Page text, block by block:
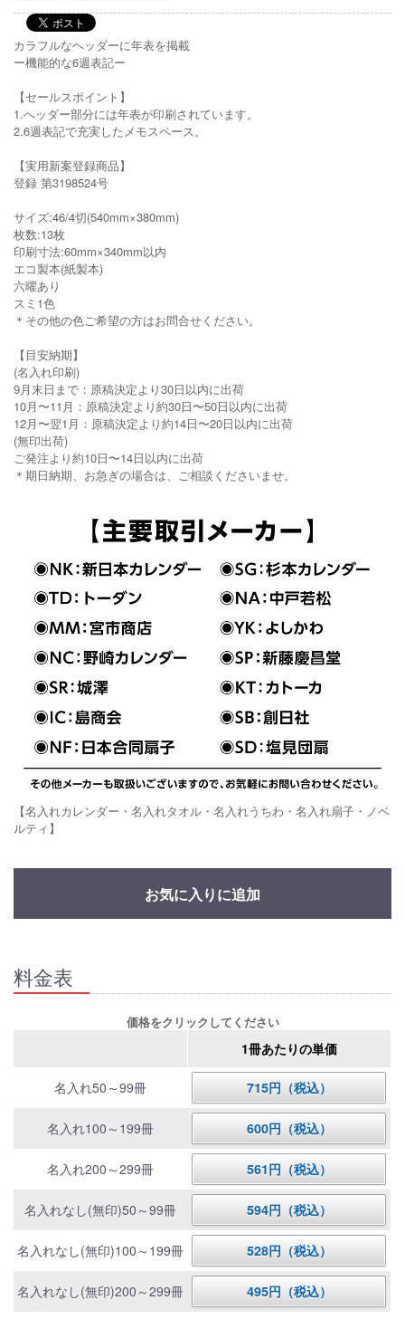
カラフルなヘッダーに年表を掲載
ー機能的な6週表記ー
【セールスポイント】
1.へッダー部分には年表が印刷されています。
2.6週表記で充実したメモスペース。
【実用新案登録商品】
登録 第3198524号
サイズ:46/4切(540mm×380mm)
枚数:13枚
印刷寸法:60mm×340mm以内
エコ製本(紙製本)
六曜あり
スミ1色
＊その他の色ご希望の方はお問合せください。
【目安納期】
(名入れ印刷)
9月末日まで：原稿決定より30日以内に出荷
10月〜11月：原稿決定より約30日〜50日以内に出荷
12月〜翌1月：原稿決定より約14日〜20日以内に出荷
(無印出荷)
ご発注より約10日〜14日以内に出荷
＊期日納期、お急ぎの場合は、ご相談くださいませ。
【名入れカレンダー・名入れタオル・名入れうちわ・名入れ扇子・ノベ
ルティ】
お気に入りに追加
料金表
価格をクリックしてください
1冊あたりの単価
名入れ50～99冊 715円（税込）
名入れ100～199冊 600円（税込）
名入れ200～299冊 561円（税込）
名入れなし(無印)50～99冊 594円（税込）
名入れなし(無印)100～199冊 528円（税込）
名入れなし(無印)200～299冊 495円（税込）